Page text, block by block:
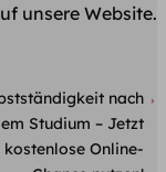
unsere Website.
nach
Studium – Jetzt
kostenlose Online-